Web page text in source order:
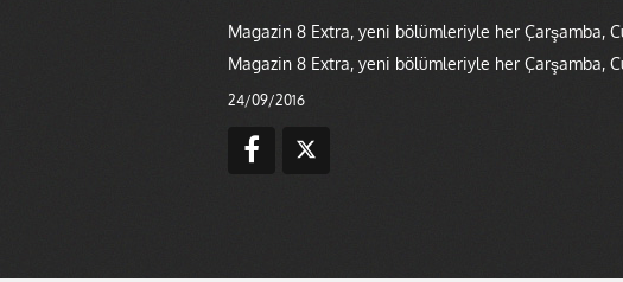
Magazin 8 Extra, yeni bölümleriyle her Çarşamba,
Magazin 8 Extra, yeni bölümleriyle her Çarşamba,
24/09/2016